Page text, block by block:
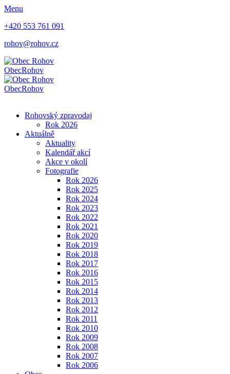
Menu
+420 553 761 091
rohov@rohov.cz
ObecRohov
ObecRohov
Rohovský zpravodaj
Rok 2026
Aktuálně
Aktuality
Kalendář akcí
Akce v okolí
Fotografie
Rok 2026
Rok 2025
Rok 2024
Rok 2023
Rok 2022
Rok 2021
Rok 2020
Rok 2019
Rok 2018
Rok 2017
Rok 2016
Rok 2015
Rok 2014
Rok 2013
Rok 2012
Rok 2011
Rok 2010
Rok 2009
Rok 2008
Rok 2007
Rok 2006